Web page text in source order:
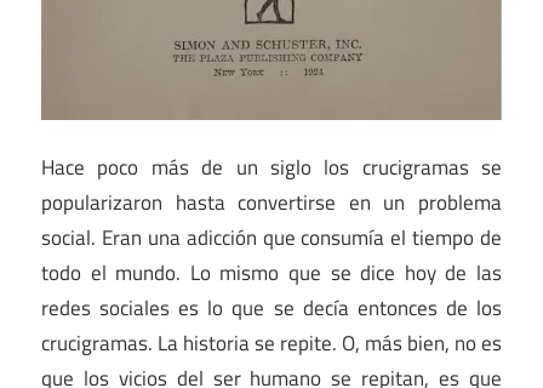
Hace poco más de un siglo los crucigramas se
popularizaron hasta convertirse en un problema
social. Eran una adicción que consumía el tiempo de
todo el mundo. Lo mismo que se dice hoy de las
redes sociales es lo que se decía entonces de los
crucigramas. La historia se repite. O, más bien, no es
que los vicios del ser humano se repitan, es que